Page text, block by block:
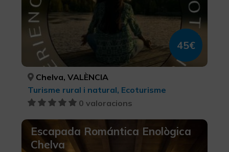
45€
Chelva, VALÈNCIA
Turisme rural i natural, Ecoturisme
0 valoracions
Escapada Romántica Enològica
Chelva